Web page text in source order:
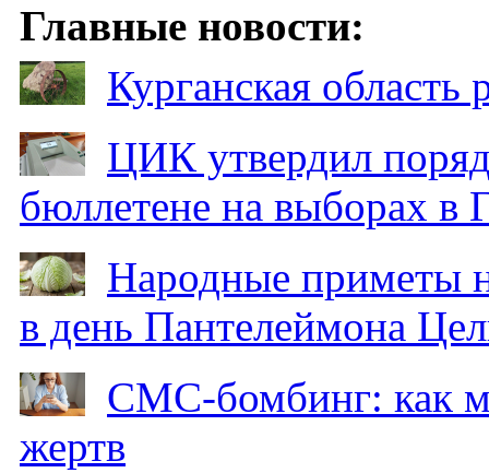
Главные новости:
Курганская
ЦИК утвердил
бюллетене на выборах в
Народные приметы
в день Пантелеймона
СМС-бомбинг: как
жертв